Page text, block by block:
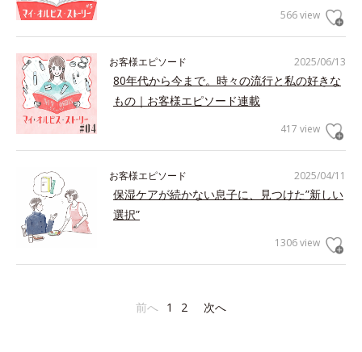
566 view
2025/06/13
お客様エピソード
80年代から今まで。時々の流行と私の好きな
もの｜お客様エピソード連載
417 view
2025/04/11
お客様エピソード
保湿ケアが続かない息子に、見つけた”新しい
選択”
1306 view
前へ 1 2 次へ